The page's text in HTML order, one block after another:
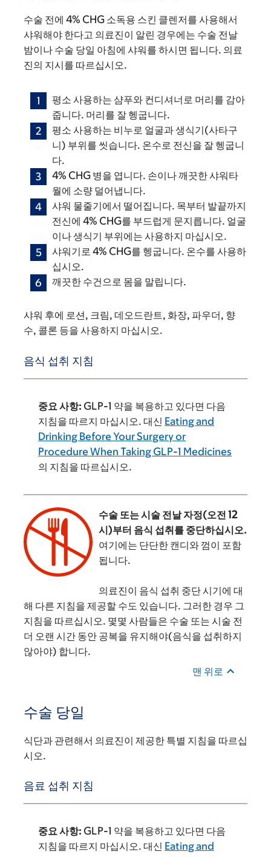
수술 전에 4% CHG 소독용 스킨 클렌저를 사용해서
샤워해야 한다고 의료진이 알린 경우에는 수술 전날
밤이나 수술 당일 아침에 샤워를 하시면 됩니다. 의료
진의 지시를 따르십시오.
평소 사용하는 샴푸와 컨디셔너로 머리를 감아
줍니다. 머리를 잘 헹굽니다.
평소 사용하는 비누로 얼굴과 생식기(사타구
니) 부위를 씻습니다. 온수로 전신을 잘 헹굽니
다.
4% CHG 병을 엽니다. 손이나 깨끗한 샤워타
월에 소량 덜어냅니다.
샤워 물줄기에서 떨어집니다. 목부터 발끝까지
전신에 4% CHG를 부드럽게 문지릅니다. 얼굴
이나 생식기 부위에는 사용하지 마십시오.
샤워기로 4% CHG를 헹굽니다. 온수를 사용하
십시오.
깨끗한 수건으로 몸을 말립니다.
샤워 후에 로션, 크림, 데오드란트, 화장, 파우더, 향
수, 콜론 등을 사용하지 마십시오.
음식 섭취 지침
중요 사항: GLP-1 약을 복용하고 있다면 다음
지침을 따르지 마십시오. 대신 Eating and
Drinking Before Your Surgery or
Procedure When Taking GLP-1 Medicines
의 지침을 따르십시오.
수술 또는 시술 전날 자정(오전 12
시)부터 음식 섭취를 중단하십시오.
여기에는 단단한 캔디와 껌이 포함
됩니다.
의료진이 음식 섭취 중단 시기에 대
해 다른 지침을 제공할 수도 있습니다. 그러한 경우 그
지침을 따르십시오. 몇몇 사람들은 수술 또는 시술 전
더 오랜 시간 동안 공복을 유지해야(음식을 섭취하지
않아야) 합니다.
맨 위로
수술 당일
식단과 관련해서 의료진이 제공한 특별 지침을 따르십
시오.
음료 섭취 지침
중요 사항: GLP-1 약을 복용하고 있다면 다음
지침을 따르지 마십시오. 대신 Eating and